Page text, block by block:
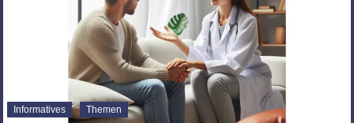
Informatives Themen